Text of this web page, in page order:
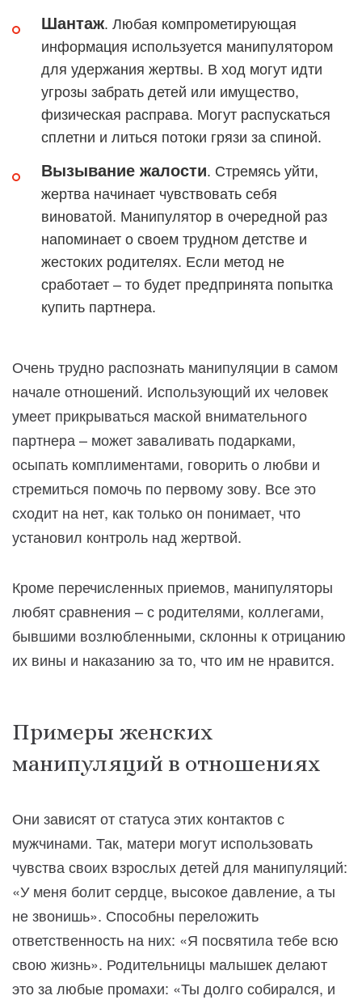
Шантаж. Любая компрометирующая
информация используется манипулятором
для удержания жертвы. В ход могут идти
угрозы забрать детей или имущество,
физическая расправа. Могут распускаться
сплетни и литься потоки грязи за спиной.
Вызывание жалости. Стремясь уйти,
жертва начинает чувствовать себя
виноватой. Манипулятор в очередной раз
напоминает о своем трудном детстве и
жестоких родителях. Если метод не
сработает – то будет предпринята попытка
купить партнера.
Очень трудно распознать манипуляции в самом
начале отношений. Использующий их человек
умеет прикрываться маской внимательного
партнера – может заваливать подарками,
осыпать комплиментами, говорить о любви и
стремиться помочь по первому зову. Все это
сходит на нет, как только он понимает, что
установил контроль над жертвой.
Кроме перечисленных приемов, манипуляторы
любят сравнения – с родителями, коллегами,
бывшими возлюбленными, склонны к отрицанию
их вины и наказанию за то, что им не нравится.
Примеры женских
манипуляций в отношениях
Они зависят от статуса этих контактов с
мужчинами. Так, матери могут использовать
чувства своих взрослых детей для манипуляций:
«У меня болит сердце, высокое давление, а ты
не звонишь». Способны переложить
ответственность на них: «Я посвятила тебе всю
свою жизнь». Родительницы малышек делают
это за любые промахи: «Ты долго собирался, и